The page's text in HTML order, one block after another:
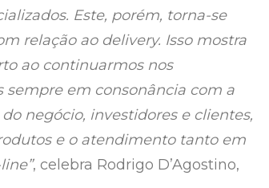
Este, porém, torna-se
relação ao delivery. Isso mostra
ao continuarmos nos
sempre em consonância com a
negócio, investidores e clientes,
e o atendimento tanto em
, celebra Rodrigo D’Agostino,